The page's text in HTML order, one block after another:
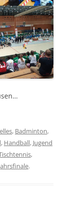
, Badminton,
, Handball, Jugend
,
.